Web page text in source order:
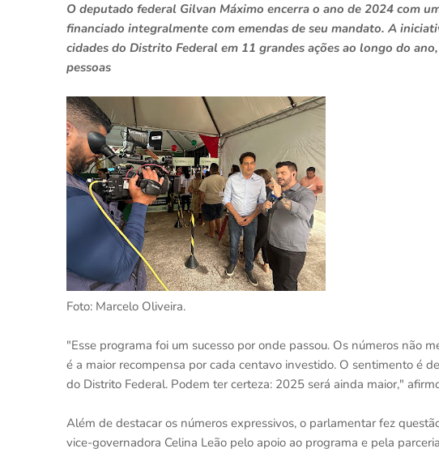
O deputado federal Gilvan Máximo encerra o ano de 2024 com
financiado integralmente com emendas de seu mandato. A
cidades do Distrito Federal em 11 grandes ações ao longo do
pessoas
Foto: Marcelo Oliveira.
"Esse programa foi um sucesso por onde passou. Os números não
é a maior recompensa por cada centavo investido. O sentimento é
do Distrito Federal. Podem ter certeza: 2025 será ainda maior,"
Além de destacar os números expressivos, o parlamentar fez
vice-governadora Celina Leão pelo apoio ao programa e pela